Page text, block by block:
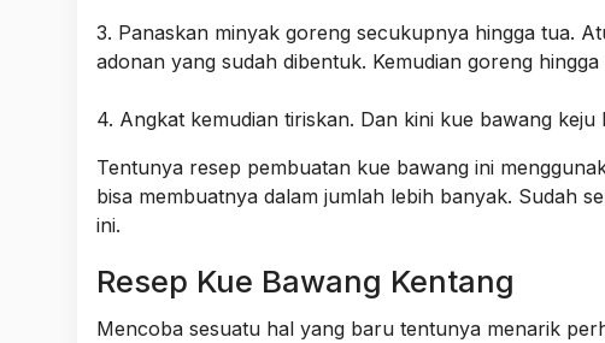
3. Panaskan minyak goreng secukupnya hingga tua.
adonan yang sudah dibentuk. Kemudian goreng
4. Angkat kemudian tiriskan. Dan kini kue bawang keju
Tentunya resep pembuatan kue bawang ini
bisa membuatnya dalam jumlah lebih banyak. Sudah
ini.
Resep Kue Bawang Kentang
Mencoba sesuatu hal yang baru tentunya menarik